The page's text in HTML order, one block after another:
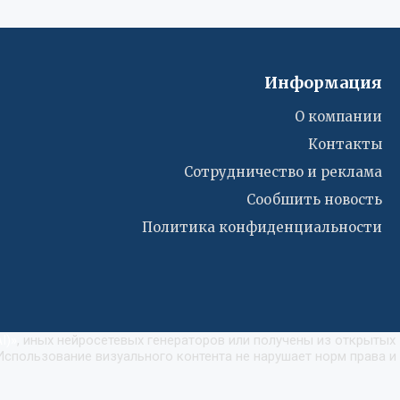
Информация
О компании
Контакты
Сотрудничество и реклама
Сообшить новость
Политика конфиденциальности
, иных нейросетевых генераторов или получены из открытых
визуального контента не нарушает норм права и